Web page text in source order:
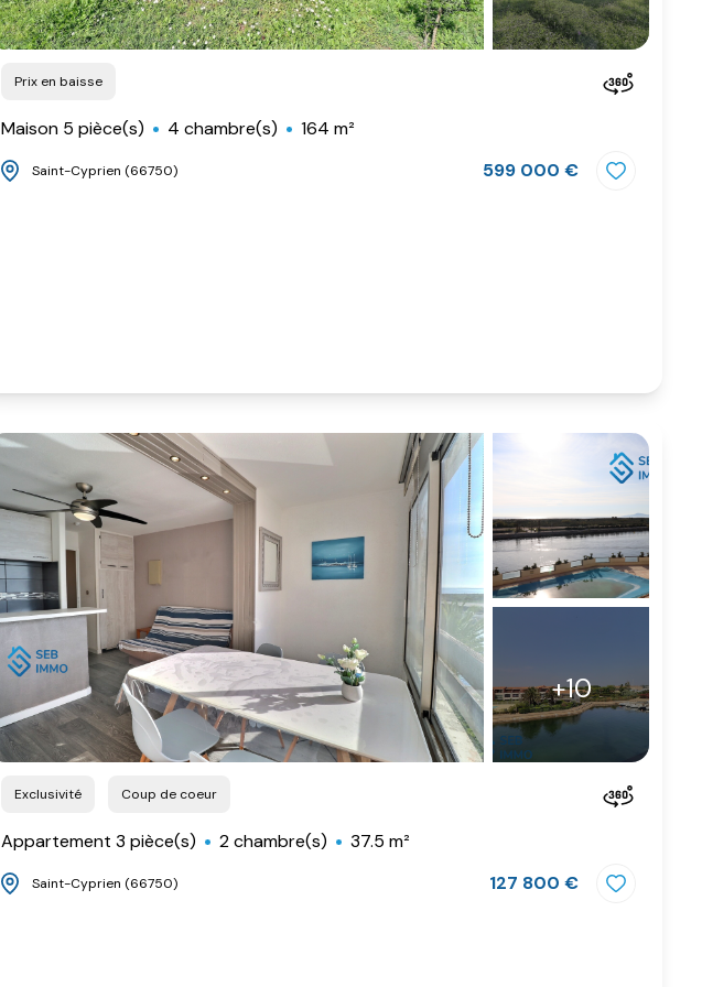
Prix en baisse
Maison 5 pièce(s) 4 chambre(s) 164 m²
Saint-Cyprien (66750) 599 000 €
+10
Exclusivité Coup de coeur
Appartement 3 pièce(s) 2 chambre(s) 37.5 m²
Saint-Cyprien (66750) 127 800 €